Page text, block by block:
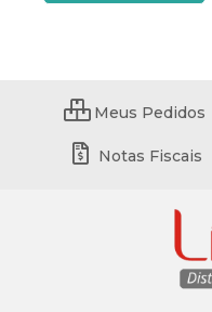
Meus Pedidos
Notas Fiscais